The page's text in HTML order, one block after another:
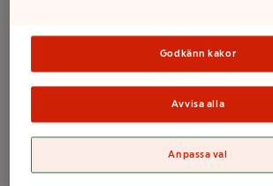
USB minne
128GB
Godkänn kakor
Avvisa alla
Anpassa val